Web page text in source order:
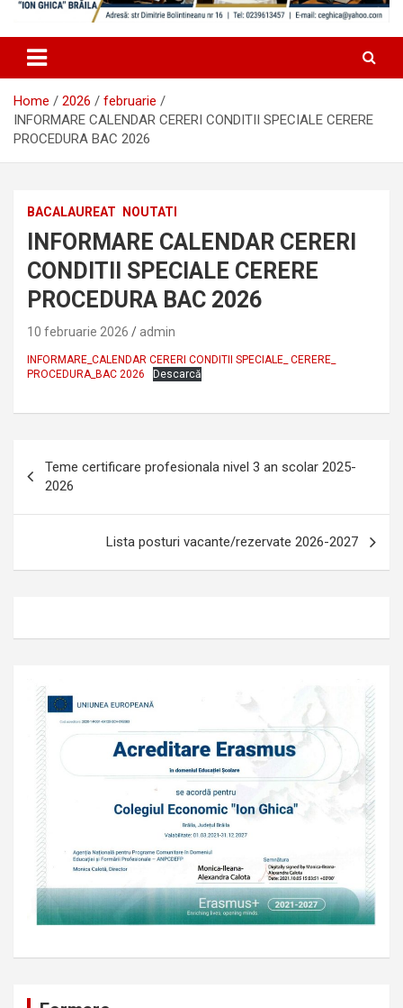
Home 2026
februarie
INFORMARE CALENDAR CERERI CONDITII SPECIALE CERERE
PROCEDURA BAC 2026
BACALAUREAT NOUTATI
INFORMARE CALENDAR CERERI
CONDITII SPECIALE CERERE
PROCEDURA BAC 2026
10 februarie 2026 admin
INFORMARE_CALENDAR CERERI CONDITII SPECIALE_ CERERE_
PROCEDURA_BAC 2026
Descarcă
în
articole
Teme certificare profesionala nivel 3 an scolar 2025-
2026
Lista posturi vacante/rezervate 2026-2027